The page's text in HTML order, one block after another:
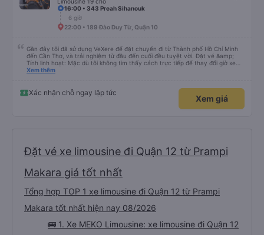
16:00 • 343 Preah Sihanouk
6 giờ
22:00 • 189 Đào Duy Từ, Quận 10
Gần đây tôi đã sử dụng VeXere để đặt chuyến đi từ Thành phố Hồ Chí Minh
đến Cần Thơ, và trải nghiệm từ đầu đến cuối đều tuyệt vời. Đặt vé &amp;
Tính linh hoạt: Mặc dù tôi không tìm thấy cách trực tiếp để thay đổi giờ xe
buýt ban đầu trong ứng dụng, nhưng quá trình hủy và đặt lại vé rất suôn sẻ.
Tôi rất khuyên bạn nên chọn MEKO Limousine. Đây là lý do: • Đúng giờ: Xe
buýt khởi hành đúng giờ. • Thoải mái sang trọng: Nội thất cực kỳ cao cấp,
với ghế ngồi rộng rãi, êm ái có chức năng massage giúp chuyến đi rất thư
đến tận cửa khách sạn. Tóm lại: Nếu bạn đi tuyến đường này, hãy sử dụng
VeXere và đặt xe limousine MEKO. Dịch vụ tuyệt vời và sự thoải mái thì
Xem thêm
Xác nhận chỗ ngay lập tức
Xem giá
Đặt vé xe limousine đi Quận 12 từ Prampi
Makara giá tốt nhất
Tổng hợp TOP 1 xe limousine đi Quận 12 từ Prampi
Makara tốt nhất hiện nay 08/2026
🚌 1. Xe MEKO Limousine: xe limousine đi Quận 12